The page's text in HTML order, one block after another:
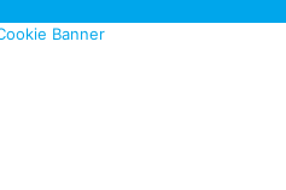
Banner